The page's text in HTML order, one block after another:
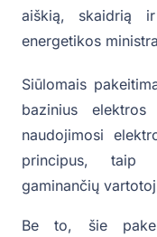
aiškią, skaidrią
energetikos
Siūlomais
bazinius
naudojimosi
principus, taip
gaminančių
Be to, šie